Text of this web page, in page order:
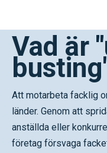
Vad är
Att motarbeta facklig
länder. Genom att
anställda eller
företag försvaga